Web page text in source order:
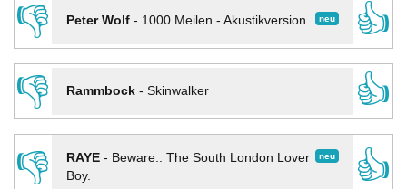
👎
neu
Peter Wolf- 1000 Meilen - Akustikversion
👍
👎
Rammbock- Skinwalker
👍
👎
neu
RAYE- Beware.. The South London Lover
Boy.
👍